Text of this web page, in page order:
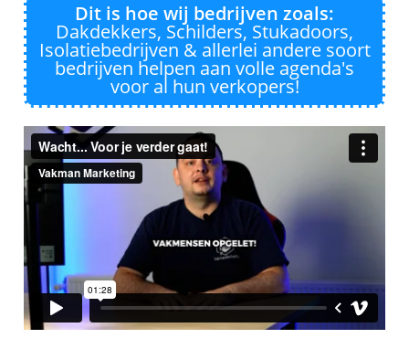
Dit is hoe wij bedrijven zoals:
Dakdekkers, Schilders, Stukadoors,
Isolatiebedrijven & allerlei andere soort
bedrijven helpen aan volle agenda's
voor al hun verkopers!